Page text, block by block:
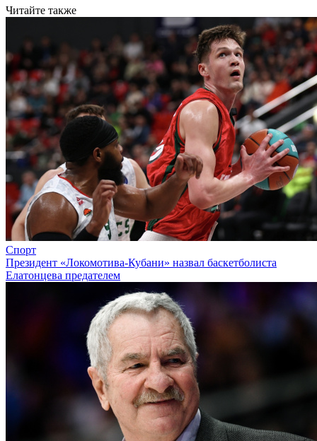
Читайте также
Спорт
Президент «Локомотива-Кубани» назвал баскетболиста
Елатонцева предателем